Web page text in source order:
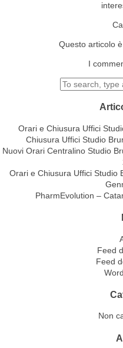
Questo articolo
I
Orari e Chiusura Uffici
Chiusura Uffici Studio
Nuovi Orari Centralino Studio
Orari e Chiusura Uffici Studio
PharmEvolution –
Feed
Feed
Non